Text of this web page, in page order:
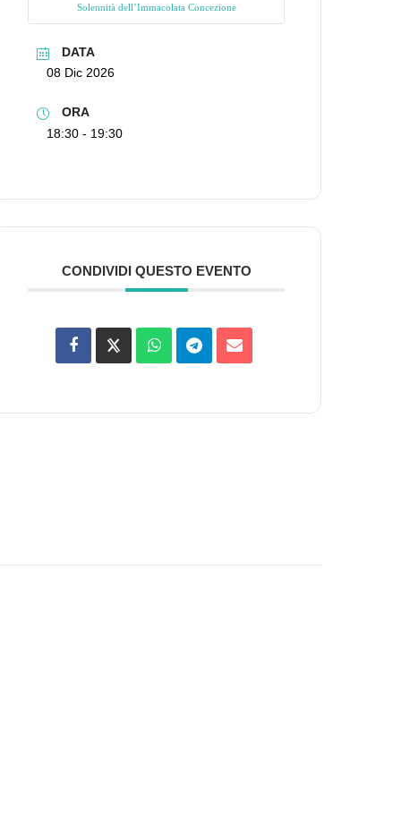
Solennità dell’Immacolata Concezione
DATA
08 Dic 2026
ORA
18:30 - 19:30
CONDIVIDI QUESTO EVENTO